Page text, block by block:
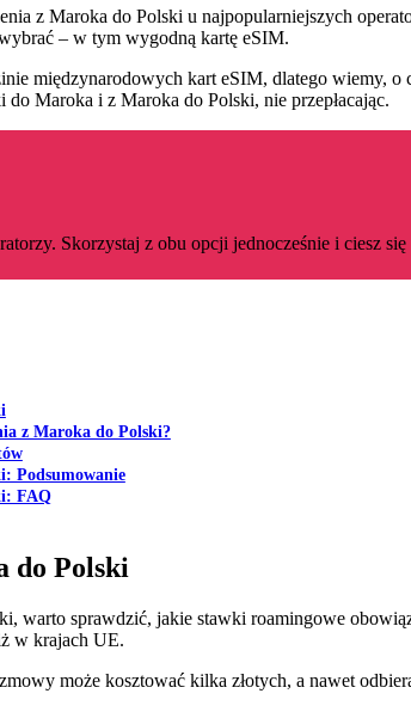
z Maroka do Polski u najpopularniejszych
– w tym wygodną kartę eSIM.
międzynarodowych kart eSIM, dlatego wiemy,
Maroka i z Maroka do Polski, nie przepłacając.
Skorzystaj z obu opcji jednocześnie i ciesz
z Maroka do Polski?
Podsumowanie
FAQ
do Polski
warto sprawdzić, jakie stawki roamingowe
w krajach UE.
może kosztować kilka złotych, a nawet